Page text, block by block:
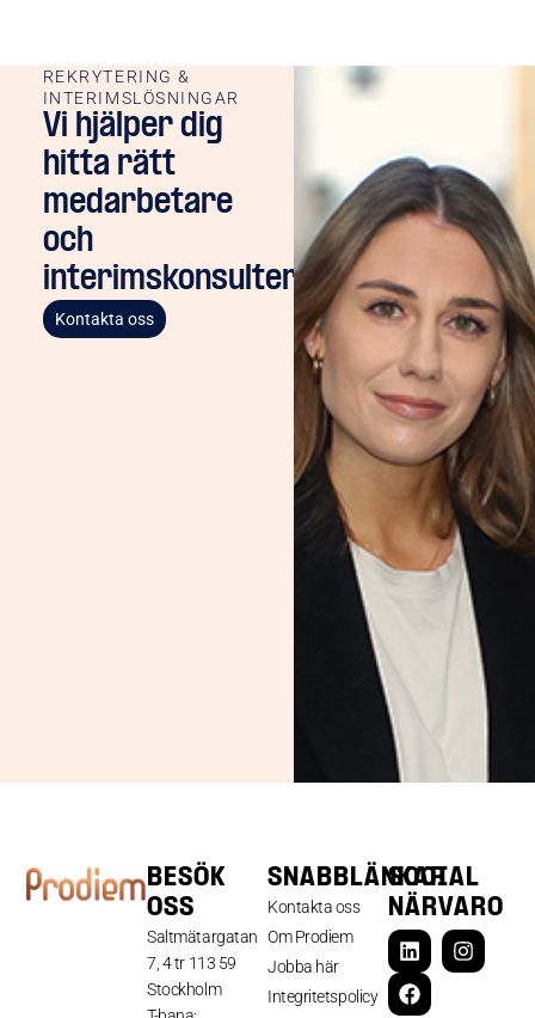
REKRYTERING &
INTERIMSLÖSNINGAR
Vi hjälper dig
hitta rätt
medarbetare
och
interimskonsulter
Kontakta oss
BESÖK
OSS
Saltmätargatan
7, 4 tr 113 59
Stockholm
SNABBLÄNKAR
Kontakta oss
Om Prodiem
Jobba här
Integritetspolicy
SOCIAL
NÄRVARO